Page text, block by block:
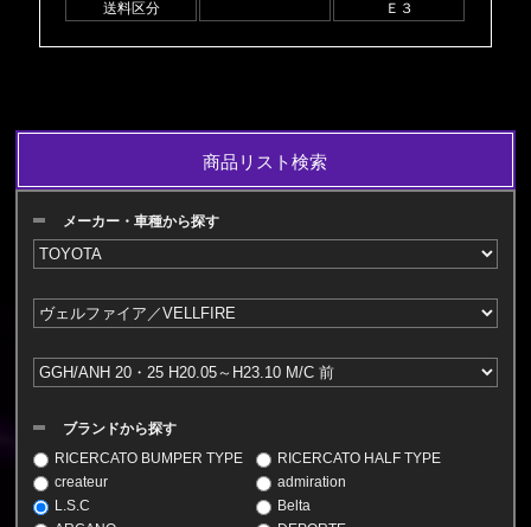
送料区分
Ｅ３
商品リスト検索
メーカー・車種から探す
ブランドから探す
RICERCATO BUMPER TYPE
RICERCATO HALF TYPE
createur
admiration
L.S.C
Belta